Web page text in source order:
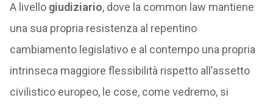
A livello giudiziario, dove la common law mantiene
una sua propria resistenza al repentino
cambiamento legislativo e al contempo una propria
intrinseca maggiore flessibilità rispetto all’assetto
civilistico europeo, le cose, come vedremo, si